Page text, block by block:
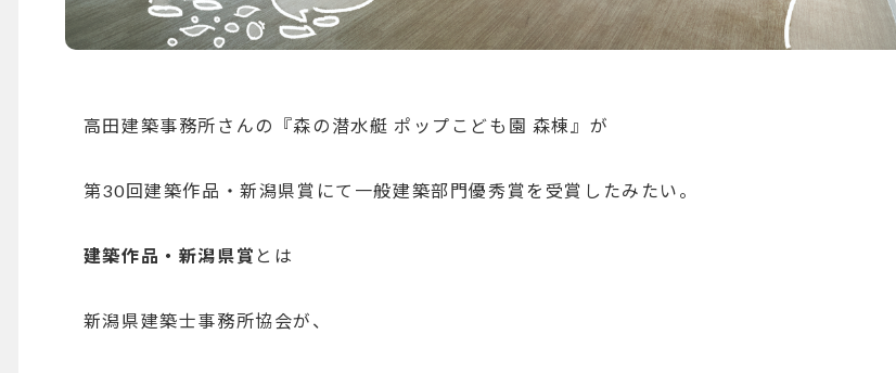
高田建築事務所さんの『森の潜水艇 ポップこども園 森棟』が
第30回建築作品・新潟県賞にて 一般建築部門優秀賞を受賞したみたい。
建築作品・新潟県賞 とは
新潟県建築士事務所協会が、